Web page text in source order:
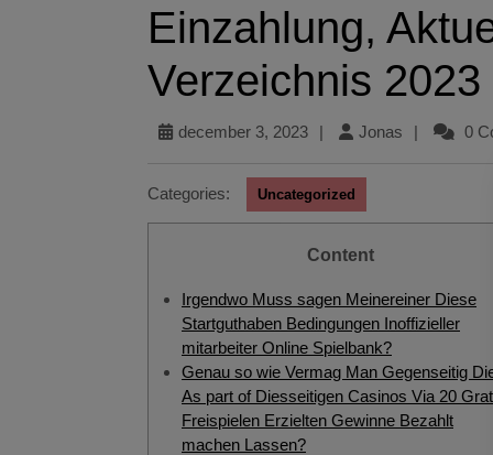
Einzahlung,
Verzeichnis 2023
december 3, 2023 | Jonas | 0
Categories: Uncategorized
Content
Irgendwo Muss sagen Meinereiner Diese
Startguthaben Bedingungen Inoffizieller
mitarbeiter Online Spielbank?
Genau so wie Vermag Man Gegenseitig
As part of Diesseitigen Casinos Via 20
Freispielen Erzielten Gewinne Bezahlt
machen Lassen?